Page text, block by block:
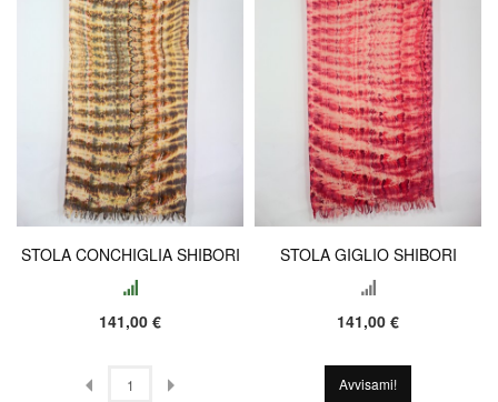
STOLA CONCHIGLIA SHIBORI
141,00 €
STOLA GIGLIO SHIBORI
141,00 €
Avvisami!